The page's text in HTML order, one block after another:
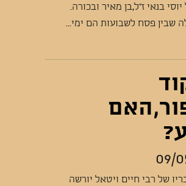
בנאי ז"ל,בן מאיר ובכורה.
שבין פסח לשבועות הם ימי...
09/
של רבי חיים ויטאל יורשה